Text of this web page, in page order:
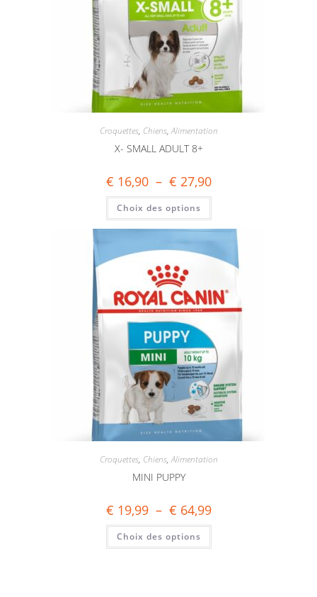
Croquettes, Chiens,Alimentation
X- SMALL ADULT 8+
€ 16,90 – € 27,90
Choix des options
Croquettes, Chiens,Alimentation
MINI PUPPY
€ 19,99 – € 64,99
Choix des options